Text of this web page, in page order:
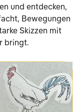
und entdecken,
Bewegungen
Skizzen mit
bringt.